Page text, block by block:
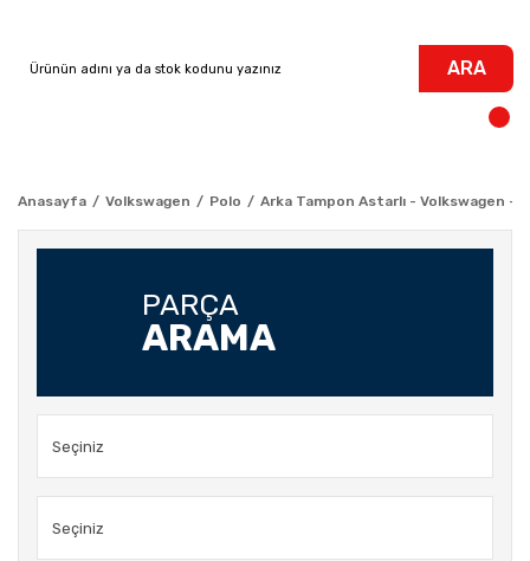
ARA
Anasayfa Volkswagen Polo Arka Tampon Astarlı - Volkswagen -
PARÇA
ARAMA